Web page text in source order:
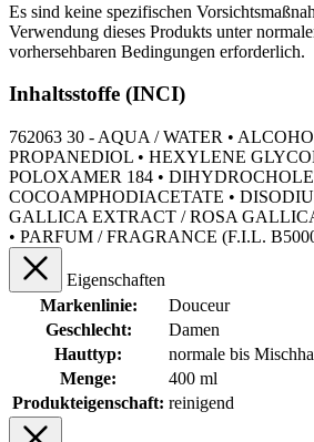
Es sind keine spezifischen
Verwendung dieses Produkts unter
vorhersehbaren Bedingungen erforderlich.
Inhaltsstoffe (INCI)
762063 30 - AQUA / WATER •
PROPANEDIOL • HEXYLENE
POLOXAMER 184 •
COCOAMPHODIACETATE •
GALLICA EXTRACT / ROSA
• PARFUM / FRAGRANCE (F.I.L.
Eigenschaften
Markenlinie:
Douceur
Geschlecht:
Damen
Hauttyp:
normale bis
Menge:
400 ml
Produkteigenschaft: reinigend